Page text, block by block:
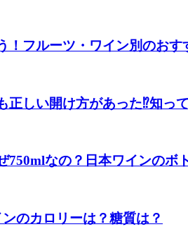
！フルーツ・ワイン別のおす
正しい開け方があった⁉知っ
750mlなの？日本ワインのボ
のカロリーは？糖質は？